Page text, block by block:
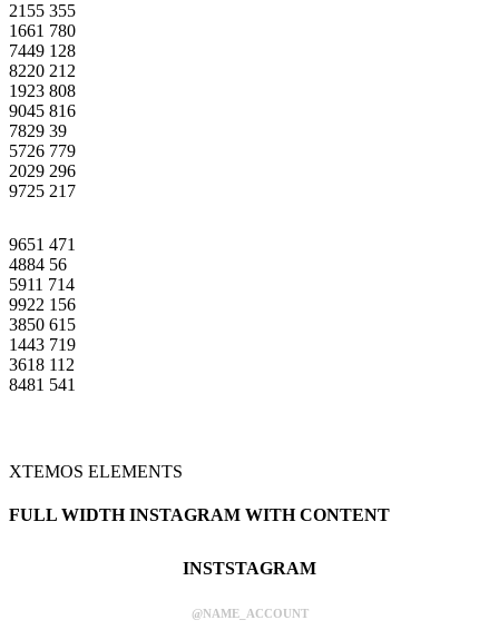
2155 355
1661 780
7449 128
8220 212
1923 808
9045 816
7829 39
5726 779
2029 296
9725 217
9651 471
4884 56
5911 714
9922 156
3850 615
1443 719
3618 112
8481 541
XTEMOS ELEMENTS
FULL WIDTH INSTAGRAM WITH CONTENT
INSTSTAGRAM
@NAME_ACCOUNT